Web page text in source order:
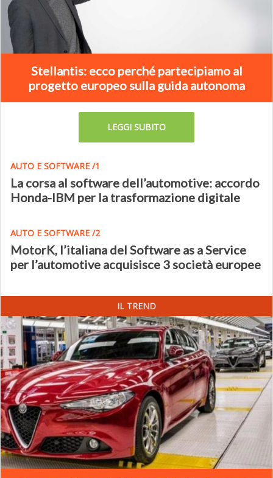
Stellantis: ecco perché partecipiamo al
progetto europeo sulla guida autonoma
LEGGI SUBITO
AUTO E SOFTWARE /1
La corsa al software dell’automotive: accordo
Honda-IBM per la trasformazione digitale
AUTO E SOFTWARE /2
MotorK, l’italiana del Software as a Service
per l’automotive acquisisce 3 società europee
IL TREND